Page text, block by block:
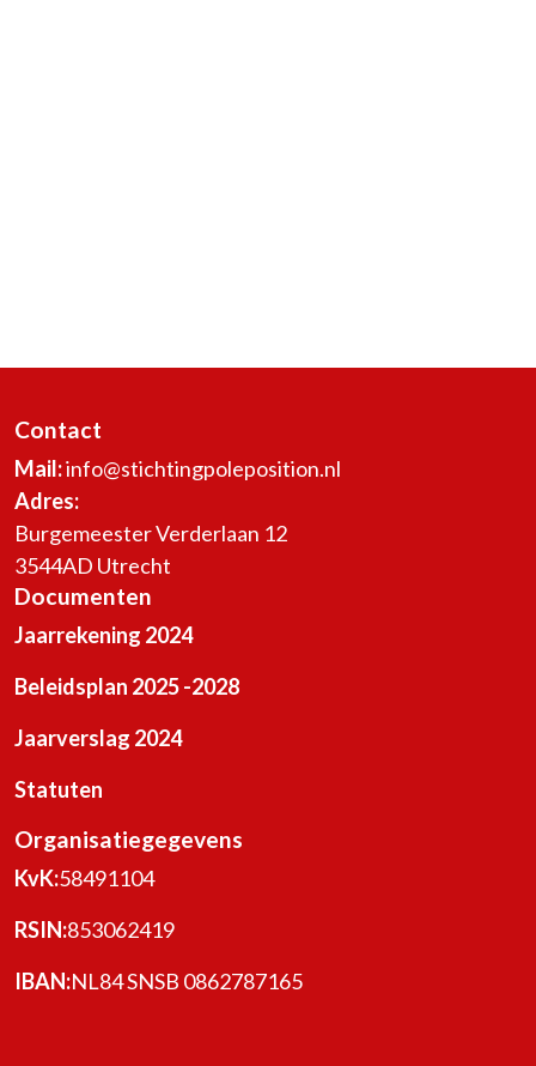
Contact
Mail:info@stichtingpoleposition.nl
Adres:
Burgemeester Verderlaan 12
3544AD Utrecht
Documenten
Jaarrekening 2024
Beleidsplan 2025 -2028
Jaarverslag 2024
Statuten
Organisatiegegevens
KvK:58491104
RSIN:853062419
IBAN:NL84 SNSB 0862787165